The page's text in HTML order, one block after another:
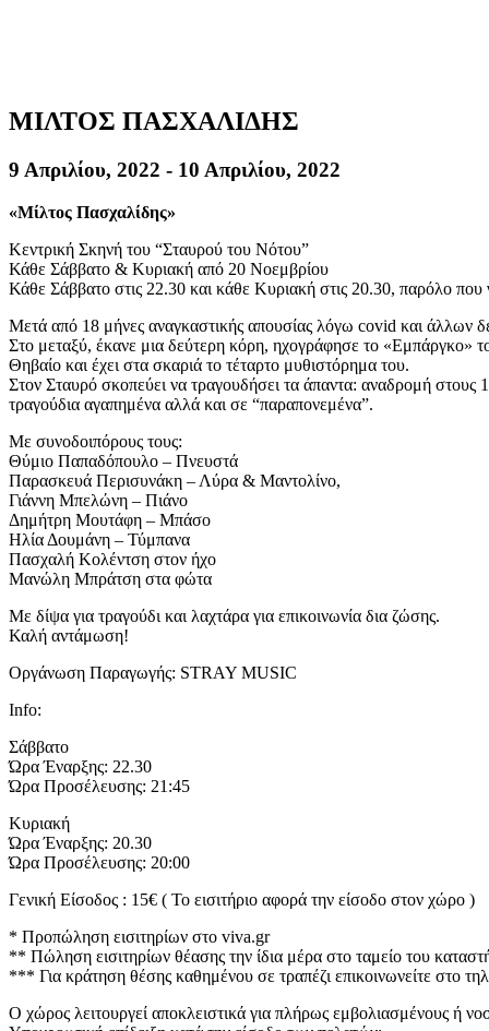
ΜΙΛΤΟΣ ΠΑΣΧΑΛΙΔΗΣ
9 Απριλίου, 2022 - 10 Απριλίου, 2022
«Μίλτος Πασχαλίδης»
Κεντρική Σκηνή του “Σταυρού του Νότου”
Κάθε Σάββατο & Κυριακή από 20 Νοεμβρίου
Κάθε Σάββατο στις 22.30 και κάθε Κυριακή στις 20.30, παρόλο που
Μετά από 18 μήνες αναγκαστικής απουσίας λόγω covid και άλλων
Στο μεταξύ, έκανε μια δεύτερη κόρη, ηχογράφησε το
Θηβαίο και έχει στα σκαριά το τέταρτο μυθιστόρημα του.
Στον Σταυρό σκοπεύει να τραγουδήσει τα άπαντα: αναδρομή στους
τραγούδια αγαπημένα αλλά και σε “παραπονεμένα”.
Με συνοδοιπόρους τους:
Θύμιο Παπαδόπουλο – Πνευστά
Παρασκευά Περισυνάκη – Λύρα & Μαντολίνο,
Γιάννη Μπελώνη – Πιάνο
Δημήτρη Μουτάφη – Μπάσο
Ηλία Δουμάνη – Τύμπανα
Πασχαλή Κολέντση στον ήχο
Μανώλη Μπράτση στα φώτα
Με δίψα για τραγούδι και λαχτάρα για επικοινωνία δια ζώσης.
Καλή αντάμωση!
Οργάνωση Παραγωγής: STRAY MUSIC
Info:
Σάββατο
Ώρα Έναρξης: 22.30
Ώρα Προσέλευσης: 21:45
Κυριακή
Ώρα Έναρξης: 20.30
Ώρα Προσέλευσης: 20:00
Γενική Είσοδος : 15€ ( Το εισιτήριο αφορά την είσοδο στον χώρο )
* Προπώληση εισιτηρίων στο viva.gr
** Πώληση εισιτηρίων θέασης την ίδια μέρα στο ταμείο του
*** Για κράτηση θέσης καθημένου σε τραπέζι επικοινωνείτε στο
Ο χώρος λειτουργεί αποκλειστικά για πλήρως εμβολιασμένους ή